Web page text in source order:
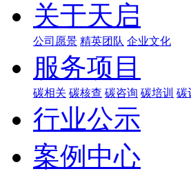
关于天启
公司愿景 精英团队 企业文化
服务项目
碳相关 碳核查 碳咨询 碳培训 碳
行业公示
案例中心